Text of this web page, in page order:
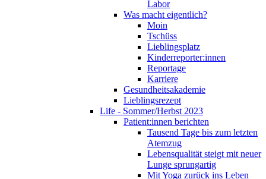
Labor
Was macht eigentlich?
Moin
Tschüss
Lieblingsplatz
Kinderreporter:innen
Reportage
Karriere
Gesundheitsakademie
Lieblingsrezept
Life - Sommer/Herbst 2023
Patient:innen berichten
Tausend Tage bis zum letzten
Atemzug
Lebensqualität steigt mit neuer
Lunge sprungartig
Mit Yoga zurück ins Leben